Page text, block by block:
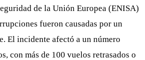
de la Unión Europea (ENISA)
fueron causadas por un
El incidente afectó a un número
con más de 100 vuelos retrasados o